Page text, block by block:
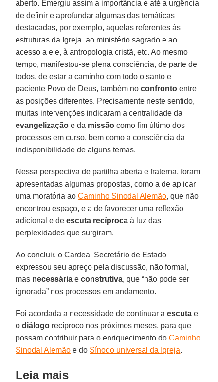
aberto. Emergiu assim a importância e até a urgência
de definir e aprofundar algumas das temáticas
destacadas, por exemplo, aquelas referentes às
estruturas da Igreja, ao ministério sagrado e ao
acesso a ele, à antropologia cristã, etc. Ao mesmo
tempo, manifestou-se plena consciência, de parte de
todos, de estar a caminho com todo o santo e
paciente Povo de Deus, também noconfronto entre
as posições diferentes. Precisamente neste sentido,
muitas intervenções indicaram a centralidade da
evangelização e da missão como fim último dos
processos em curso, bem como a consciência da
indisponibilidade de alguns temas.
Nessa perspectiva de partilha aberta e fraterna, foram
apresentadas algumas propostas, como a de aplicar
uma moratória aoCaminho Sinodal Alemão, que não
encontrou espaço, e a de favorecer uma reflexão
adicional e deescuta recíproca à luz das
perplexidades que surgiram.
Ao concluir, o Cardeal Secretário de Estado
expressou seu apreço pela discussão, não formal,
mas necessária econstrutiva, que “não pode ser
ignorada” nos processos em andamento.
Foi acordada a necessidade de continuar aescuta e
odiálogo recíproco nos próximos meses, para que
possam contribuir para o enriquecimento doCaminho
Sinodal Alemão e do Sínodo universal da Igreja.
Leia mais